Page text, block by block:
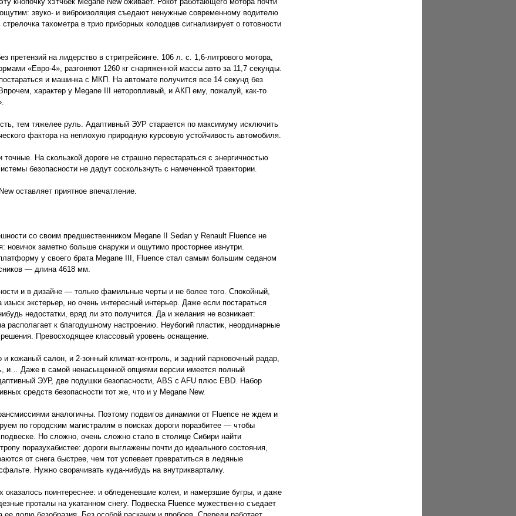
звуко- и виброизоляция съедают ненужные современному водителю
тахометра в трио приборных колодцев сигнализирует о готовности
претензий на лидерство в стритрейсинге. 106 л. с. 1,6-литрового мотора,
«Евро-4», разгоняют 1260 кг снаряженной массы авто за 11,7 секунды.
и машинка с МКП. На автомате получится все 14 секунд без
характер у Megane III неторопливый, и АКП ему, пожалуй, как-то
тем тяжелее руль. Адаптивный ЭУР старается по максимуму исключить
фактора на неплохую природную курсовую устойчивость автомобиля.
На скользкой дороге не страшно перестараться с энергичностью
безопасности не дадут соскользнуть с намеченной траектории.
оставляет приятное впечатление.
со своим предшественником Megane II Sedan у Renault Fluence не
новичок заметно больше снаружи и ощутимо просторнее изнутри.
у своего брата Megane III, Fluence стал самым большим седаном
— длина 4618 мм.
и в дизайне — только фамильные черты и не более того. Спокойный,
изыск экстерьер, но очень интересный интерьер. Даже если постараться
недостатки, вряд ли это получится. Да и желания не возникает:
располагает к благодушному настроению. Неубогий пластик, неординарные
решения. Превосходящее классовый уровень оснащение.
и кожаный салон, и 2-зонный климат-контроль, и задний парковочный радар,
и… Даже в самой ненасыщенной опциями версии имеется полный
ЭУР, две подушки безопасности, ABS c AFU плюс EBD. Набор
средств безопасности тот же, что и у Megane New.
аналогичны. Поэтому подвигов динамики от Fluence не ждем и
по городским магистралям в поисках дороги поразбитее — чтобы
Но сложно, очень сложно стало в столице Сибири найти
поразухабистее: дороги выглажены почти до идеального состояния,
от снега быстрее, чем тот успевает превратиться в ледяные
Нужно сворачивать куда-нибудь на внутрикварталку.
оказалось поинтереснее: и обледеневшие колеи, и намерзшие бугры, и даже
проталы на укатанном снегу. Подвеска Fluence мужественно съедает